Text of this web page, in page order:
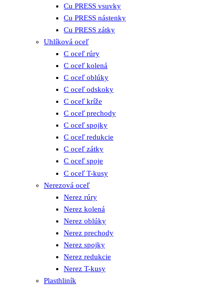
Cu PRESS vsuvky
Cu PRESS nástenky
Cu PRESS zátky
Uhlíková oceľ
C oceľ rúry
C oceľ kolená
C oceľ oblúky
C oceľ odskoky
C oceľ kríže
C oceľ prechody
C oceľ spojky
C oceľ redukcie
C oceľ zátky
C oceľ spoje
C oceľ T-kusy
Nerezová oceľ
Nerez rúry
Nerez kolená
Nerez oblúky
Nerez prechody
Nerez spojky
Nerez redukcie
Nerez T-kusy
Plasthliník